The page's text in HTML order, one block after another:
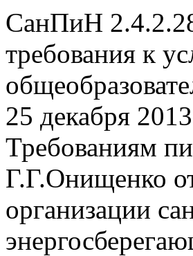
СанПиН
требования к
25 декабря
Требованиям
Г.Г.Онищенко
организации